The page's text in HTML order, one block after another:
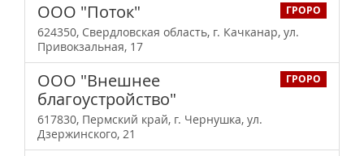
ГРОРО
ООО "Поток"
624350, Свердловская область, г. Качканар, ул.
Привокзальная, 17
ГРОРО
ООО "Внешнее
благоустройство"
617830, Пермский край, г. Чернушка, ул.
Дзержинского, 21